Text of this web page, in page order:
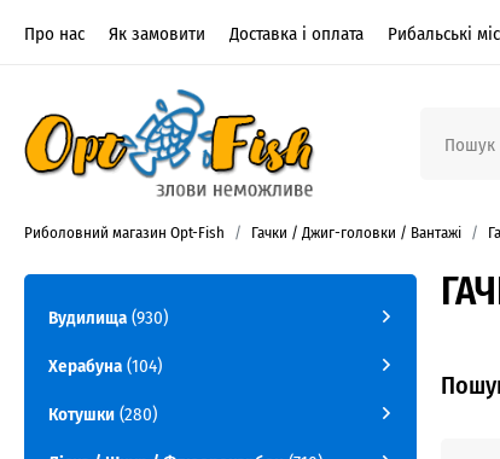
Про нас Як замовити Доставка і оплата Рибальські
Риболовний магазин Opt-Fish Гачки / Джиг-головки / Вантажі
Вудилища(930)
Херабуна(104)
Котушки(280)